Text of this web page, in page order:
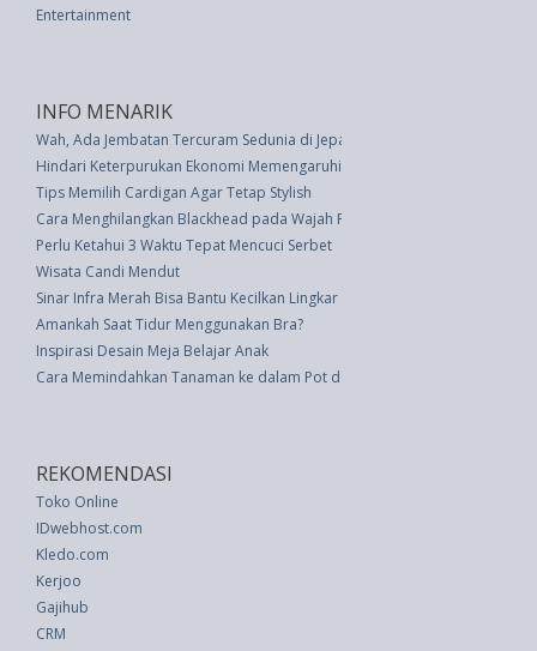
Entertainment
INFO MENARIK
Wah, Ada Jembatan Tercuram Sedunia di Jepang
Hindari Keterpurukan Ekonomi Memengaruhi Hubungan Anda dan
Tips Memilih Cardigan Agar Tetap Stylish
Cara Menghilangkan Blackhead pada Wajah Pria
Perlu Ketahui 3 Waktu Tepat Mencuci Serbet
Wisata Candi Mendut
Sinar Infra Merah Bisa Bantu Kecilkan Lingkar Tubuh
Amankah Saat Tidur Menggunakan Bra?
Inspirasi Desain Meja Belajar Anak
Cara Memindahkan Tanaman ke dalam Pot dengan 5 Langkah Sederhana
REKOMENDASI
Toko Online
IDwebhost.com
Kledo.com
Kerjoo
Gajihub
CRM